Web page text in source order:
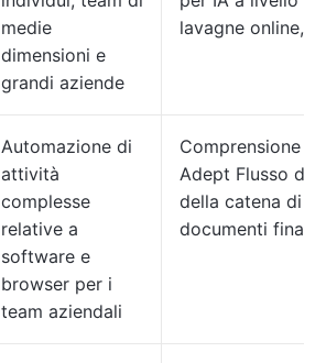
medie
dimensioni e
grandi aziende
lavagne online,
Automazione di
attività
complesse
relative a
software e
browser per i
team aziendali
Comprensione
Adept Flusso di
della catena di
documenti